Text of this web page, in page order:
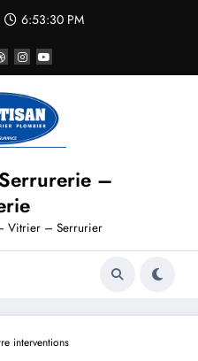
6:53:30 PM
–
Vitrier – Serrurier
interventions